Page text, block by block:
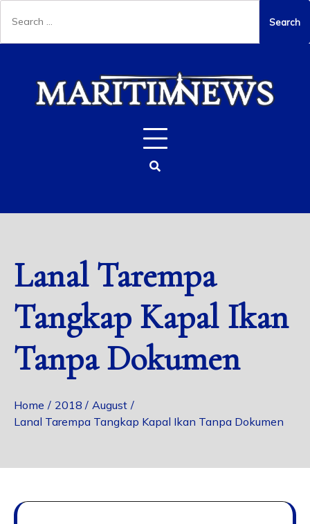
Lanal Tarempa
Tangkap Kapal Ikan
Tanpa Dokumen
Home 2018
August
Lanal Tarempa Tangkap Kapal Ikan Tanpa Dokumen